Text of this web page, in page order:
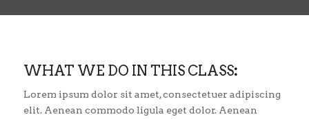
WHAT WE DO IN THIS CLASS:
Lorem ipsum dolor sit amet, consectetuer adipiscing
elit. Aenean commodo ligula eget dolor. Aenean